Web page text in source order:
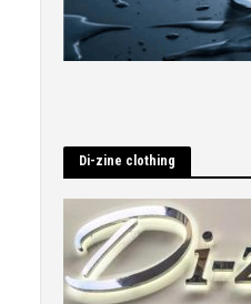
Di-zine clothing